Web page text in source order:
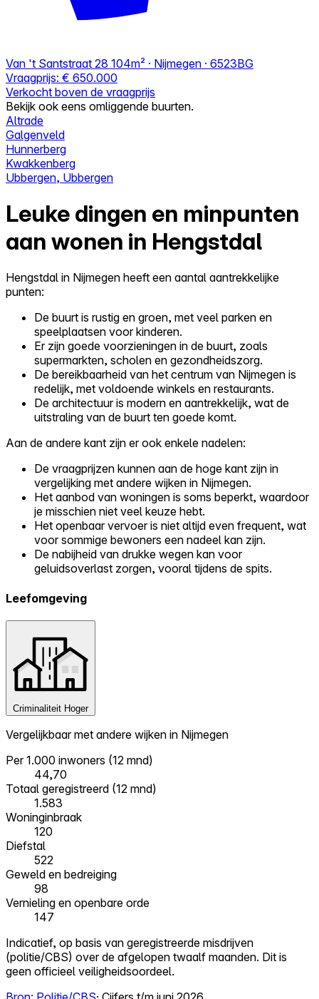
Van 't Santstraat 28 104m² · Nijmegen · 6523BG
Vraagprijs: € 650.000
Verkocht boven de vraagprijs
Bekijk ook eens omliggende buurten.
Altrade
Galgenveld
Hunnerberg
Kwakkenberg
Ubbergen, Ubbergen
Leuke dingen en minpunten
aan wonen in Hengstdal
Hengstdal in Nijmegen heeft een aantal aantrekkelijke
punten:
De buurt is rustig en groen, met veel parken en
speelplaatsen voor kinderen.
Er zijn goede voorzieningen in de buurt, zoals
supermarkten, scholen en gezondheidszorg.
De bereikbaarheid van het centrum van Nijmegen is
redelijk, met voldoende winkels en restaurants.
De architectuur is modern en aantrekkelijk, wat de
uitstraling van de buurt ten goede komt.
Aan de andere kant zijn er ook enkele nadelen:
De vraagprijzen kunnen aan de hoge kant zijn in
vergelijking met andere wijken in Nijmegen.
Het aanbod van woningen is soms beperkt, waardoor
je misschien niet veel keuze hebt.
Het openbaar vervoer is niet altijd even frequent, wat
voor sommige bewoners een nadeel kan zijn.
De nabijheid van drukke wegen kan voor
geluidsoverlast zorgen, vooral tijdens de spits.
Leefomgeving
Criminaliteit Hoger
Vergelijkbaar met andere wijken in Nijmegen
Per 1.000 inwoners (12 mnd)
44,70
Totaal geregistreerd (12 mnd)
1.583
Woninginbraak
120
Diefstal
522
Geweld en bedreiging
98
Vernieling en openbare orde
147
Indicatief, op basis van geregistreerde misdrijven
(politie/CBS) over de afgelopen twaalf maanden. Dit is
geen officieel veiligheidsoordeel.